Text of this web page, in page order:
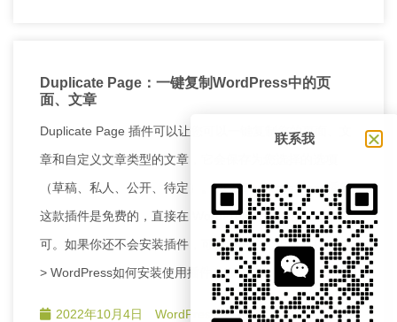
Duplicate Page：一键复制WordPress中的页
面、文章
Duplicate Page 插件可以让您可以一键复制您的页面、文
章和自定义文章类型的文章，它会保存为您选择的选项
（草稿、私人、公开、待定）。 安装Duplicate Page插件
这款插件是免费的，直接在 WordPress 后台搜索安装即
可。如果你还不会安装插件，可以看下这个视频教程。 –
> WordPress如何安装使用插件，WordPre …
2022年10月4日 WordPress建站教程
联系我